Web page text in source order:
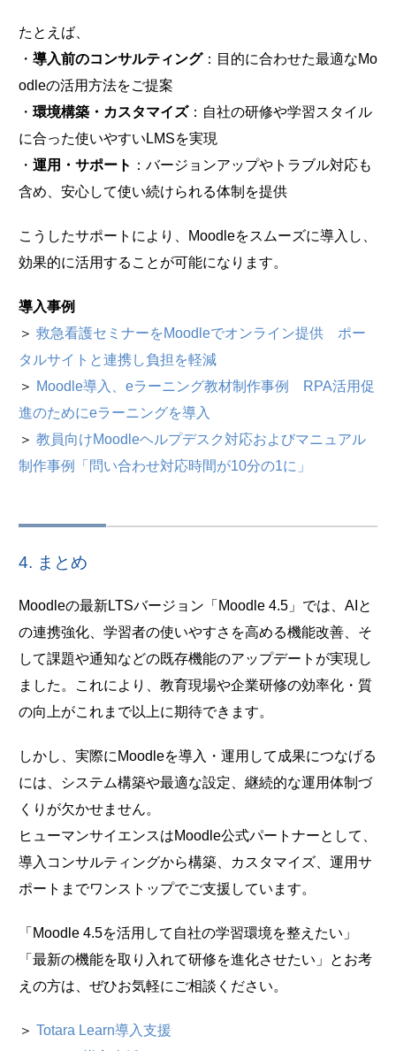
たとえば、
・ 導入前のコンサルティング：目的に合わせた最適なMo
odleの活用方法をご提案
・ 環境構築・カスタマイズ：自社の研修や学習スタイル
に合った使いやすいLMSを実現
・ 運用・サポート ：バージョンアップやトラブル対応も
含め、安心して使い続けられる体制を提供
こうしたサポートにより、Moodleをスムーズに導入し、
効果的に活用することが可能になります。
導入事例
＞ 救急看護セミナーをMoodleでオンライン提供 ポー
タルサイトと連携し負担を軽減
＞ Moodle導入、eラーニング教材制作事例 RPA活用促
進のためにeラーニングを導入
＞ 教員向けMoodleヘルプデスク対応およびマニュアル
制作事例「問い合わせ対応時間が10分の1に」
4. まとめ
Moodleの最新LTSバージョン「Moodle 4.5」では、AIと
の連携強化、学習者の使いやすさを高める機能改善、そ
して課題や通知などの既存機能のアップデートが実現し
ました。これにより、教育現場や企業研修の効率化・質
の向上がこれまで以上に期待できます。
しかし、実際にMoodleを導入・運用して成果につなげる
には、システム構築や最適な設定、継続的な運用体制づ
くりが欠かせません。
ヒューマンサイエンスはMoodle公式パートナーとして、
導入コンサルティングから構築、カスタマイズ、運用サ
ポートまでワンストップでご支援しています。
「Moodle 4.5を活用して自社の学習環境を整えたい」
「最新の機能を取り入れて研修を進化させたい」とお考
えの方は、ぜひお気軽にご相談ください。
＞ Totara Learn導入支援